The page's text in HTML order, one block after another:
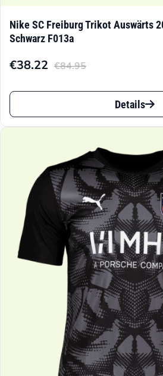
Nike SC Freiburg Trikot Auswärts
Schwarz F013a
€84.95
Ursprünglicher
Preis
€84.95
€38.22
Aktueller
Preis
€38.22.
Dieses
Produkt
Varianten
auf.
Die
Optionen
können
Produktseite
Details